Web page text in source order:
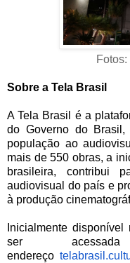
Sobre a Tela Brasil
A Tela Brasil é a
do Governo do
população ao
mais de 550 obras, a
brasileira, contribui
audiovisual do país e
à produção
Inicialmente
ser
endereço